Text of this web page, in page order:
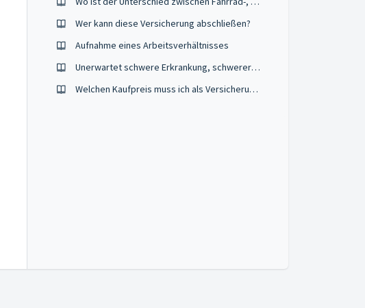
Wer kann diese Versicherung abschließen?
Aufnahme eines Arbeitsverhältnisses
Unerwartet schwere Erkrankung, schwerer Unfall oder Impfunverträglichkeit eines Hundes
Welchen Kaufpreis muss ich als Versicherungssumme angeben wenn ich es über einen Mobilanbieter gekauft habe?